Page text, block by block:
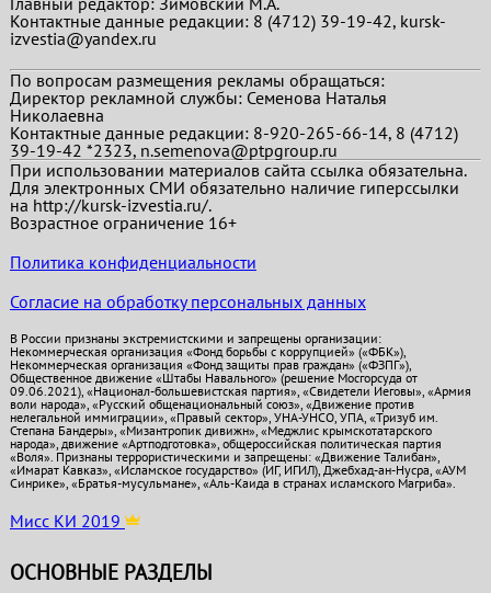
Контактные данные редакции: 8 (4712) 39-19-42, kursk-
izvestia@yandex.ru
По вопросам размещения рекламы обращаться:
Директор рекламной службы: Семенова Наталья
Николаевна
Контактные данные редакции: 8-920-265-66-14, 8 (4712)
39-19-42 *2323, n.semenova@ptpgroup.ru
При использовании материалов сайта ссылка обязательна.
Для электронных СМИ обязательно наличие гиперссылки
на http://kursk-izvestia.ru/.
Возрастное ограничение 16+
Политика конфиденциальности
Согласие на обработку персональных данных
В России признаны экстремистскими и запрещены организации:
Некоммерческая организация «Фонд борьбы с коррупцией» («ФБК»),
Некоммерческая организация «Фонд защиты прав граждан» («ФЗПГ»),
Общественное движение «Штабы Навального» (решение Мосгорсуда от
09.06.2021), «Национал-большевистская партия», «Свидетели Иеговы», «Армия
воли народа», «Русский общенациональный союз», «Движение против
нелегальной иммиграции», «Правый сектор», УНА-УНСО, УПА, «Тризуб им.
Степана Бандеры», «Мизантропик дивижн», «Меджлис крымскотатарского
народа», движение «Артподготовка», общероссийская политическая партия
«Воля». Признаны террористическими и запрещены: «Движение Талибан»,
«Имарат Кавказ», «Исламское государство» (ИГ, ИГИЛ), Джебхад-ан-Нусра, «АУМ
Синрике», «Братья-мусульмане», «Аль-Каида в странах исламского Магриба».
Мисс КИ 2019
ОСНОВНЫЕ РАЗДЕЛЫ